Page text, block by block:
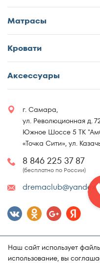
Матрасы
Кровати
Аксессуары
г. Самара,
ул. Революционная д.
Южное Шоссе 5 ТК
«Точка Сити», ул.
8 846 225 37 87
(бесплатно по России)
Наш сайт использует
использование, вы